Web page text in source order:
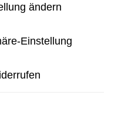
ändern
Einstellung